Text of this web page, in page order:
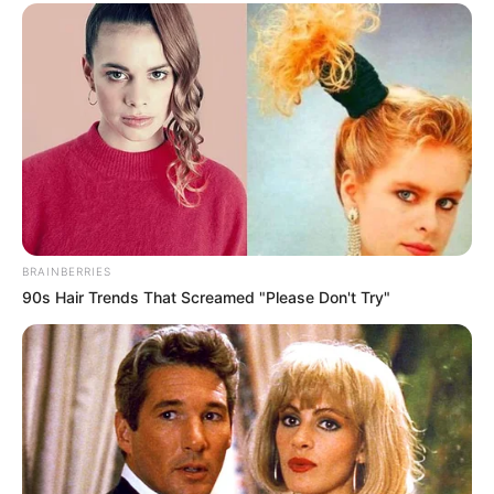
A magyar tapasztalat annyira mély sebet hagyott
az uniós intézményrendszerben, hogy most már a
bővítési politikát is átírhatja.
Ez Orbán Viktor egyik legmaradandóbb európai
öröksége lehet: nem az, amit elért, hanem az, amitől
Brüsszel mostantól félni fog.
Nem nehéz megjósolni, hogyan reagál majd a
Fidesz. A narratíva készen van: Brüsszel bosszút áll,
a nyugati nagyok másodrendű tagságot akarnak, a
szuverenitást támadják, a nemzeti érdek
képviseletét büntetnék. Ez politikailag használható
BRAINBERRIES
90s Hair Trends That Screamed "Please Don't Try"